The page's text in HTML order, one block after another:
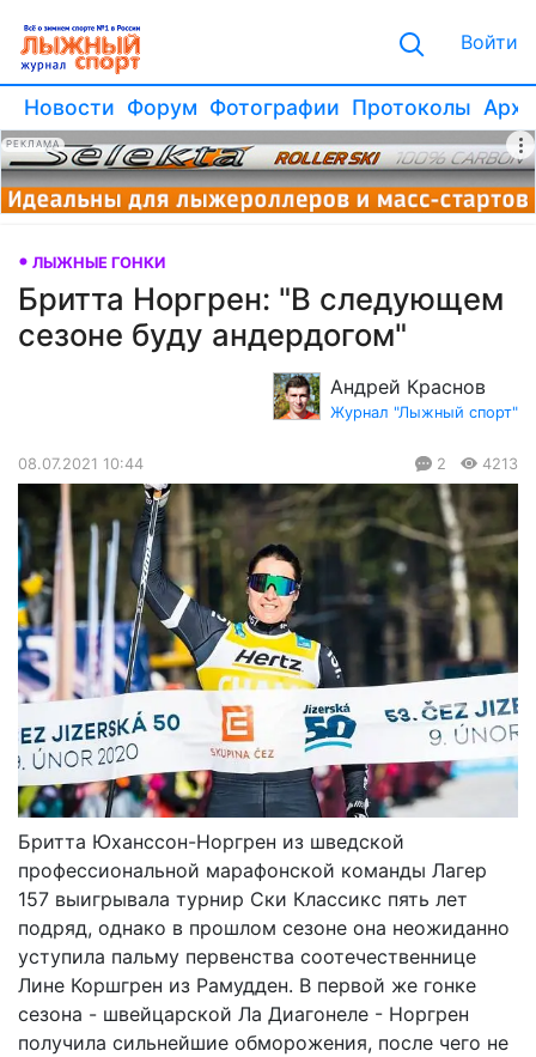
Войти
Новости Форум Фотографии Протоколы
РЕКЛАМА
ЛЫЖНЫЕ ГОНКИ
Бритта Норгрен: "В следующем
сезоне буду андердогом"
Андрей Краснов
Журнал "Лыжный спорт"
08.07.2021 10:44 2 4213
Бритта Юханссон-Норгрен из шведской
профессиональной марафонской команды Лагер
157 выигрывала турнир Ски Классикс пять лет
подряд, однако в прошлом сезоне она неожиданно
уступила пальму первенства соотечественнице
Лине Коршгрен из Рамудден. В первой же гонке
сезона - швейцарской Ла Диагонеле - Норгрен
получила сильнейшие обморожения, после чего не